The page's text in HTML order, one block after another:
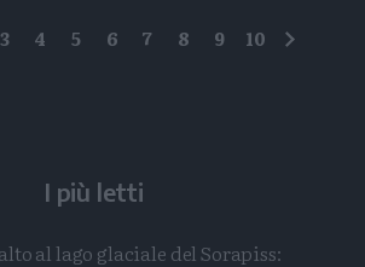
3 4 5 6 7 8 9 10
I più letti
al lago glaciale del Sorapiss: